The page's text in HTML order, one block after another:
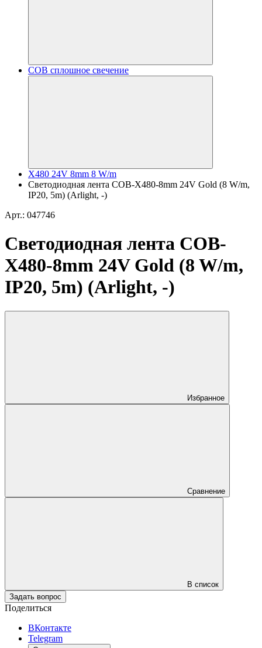
COB сплошное свечение
X480 24V 8mm 8 W/m
Светодиодная лента COB-X480-8mm 24V Gold (8 W/m,
IP20, 5m) (Arlight, -)
Арт.: 047746
Светодиодная лента COB-
X480-8mm 24V Gold (8 W/m,
IP20, 5m) (Arlight, -)
Избранное
Сравнение
В список
Задать вопрос
Поделиться
ВКонтакте
Telegram